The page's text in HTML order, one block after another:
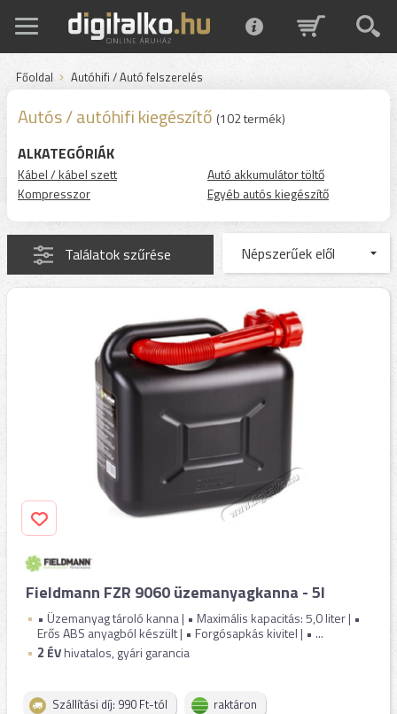
Főoldal Autóhifi / Autó felszerelés
Autós / autóhifi kiegészítő (102 termék)
ALKATEGÓRIÁK
Kábel / kábel szett
Kompresszor
Autó akkumulátor töltő
Egyéb autós kiegészítő
Találatok szűrése
Fieldmann FZR 9060 üzemanyagkanna - 5l
• Üzemanyag tároló kanna | • Maximális kapacitás: 5,0 liter | •
Erős ABS anyagból készült | • Forgósapkás kivitel | • ...
2 ÉVhivatalos, gyári garancia
Szállítási díj: 990 Ft-tól raktáron